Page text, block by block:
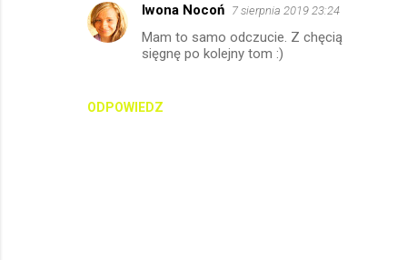
ODPOWIEDZ
Iwona Nocoń 7 sierpnia 2019 23:24
Mam to samo odczucie. Z chęcią
sięgnę po kolejny tom :)